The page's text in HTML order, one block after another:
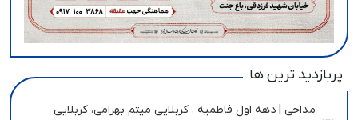
پربازدید ترین ها
مداحی | دهه اول فاطمیه ، کربلایی میثم بهرامی، کربلایی